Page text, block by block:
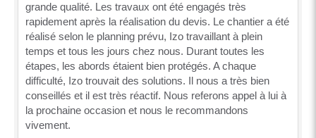
grande qualité. Les travaux ont été engagés très
rapidement après la réalisation du devis. Le chantier a été
réalisé selon le planning prévu, Izo travaillant à plein
temps et tous les jours chez nous. Durant toutes les
étapes, les abords étaient bien protégés. A chaque
difficulté, Izo trouvait des solutions. Il nous a très bien
conseillés et il est très réactif. Nous referons appel à lui à
la prochaine occasion et nous le recommandons
vivement.